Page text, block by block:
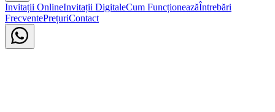
Invitații OnlineInvitații DigitaleCum FuncționeazăÎntrebări
FrecventePrețuriContact